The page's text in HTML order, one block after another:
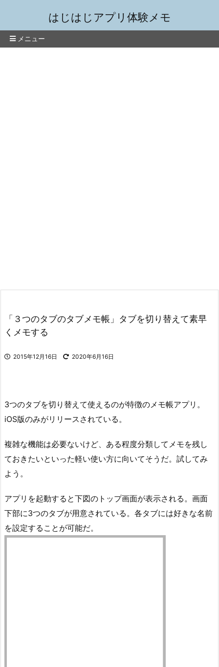
はじはじアプリ体験メモ
メニュー
「３つのタブのタブメモ帳」タブを切り替えて素早
くメモする
2015年12月16日 2020年6月16日
3つのタブを切り替えて使えるのが特徴のメモ帳アプリ。
iOS版のみがリリースされている。
複雑な機能は必要ないけど、ある程度分類してメモを残し
ておきたいといった軽い使い方に向いてそうだ。試してみ
よう。
アプリを起動すると下図のトップ画面が表示される。画面
下部に3つのタブが用意されている。各タブには好きな名前
を設定することが可能だ。